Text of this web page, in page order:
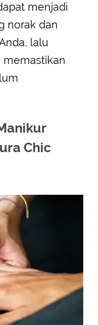
menjadi
norak dan
lalu
memastikan
Chic